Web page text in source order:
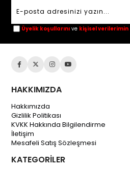
Üyelik koşullarını ve kişisel verilerimin
HAKKIMIZDA
Hakkımızda
Gizlilik Politikası
KVKK Hakkında Bilgilendirme
İletişim
Mesafeli Satış Sözleşmesi
KATEGORİLER